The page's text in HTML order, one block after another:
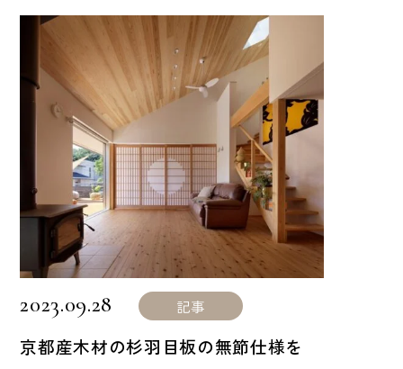
１２０ミリ幅のオイル仕上げをご採用しただきました。 町家
にオークのフローリングは良く合います。 節がたくさんのグ
レードを選ば [...]
京都産木材の杉羽目板の無節仕様を
2023.09.28 記事